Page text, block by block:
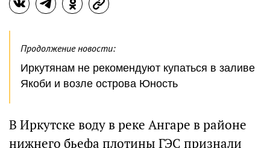
Продолжение новости:
Иркутянам не рекомендуют купаться в заливе
Якоби и возле острова Юность
В Иркутске воду в реке Ангаре в районе
нижнего бьефа плотины ГЭС признали